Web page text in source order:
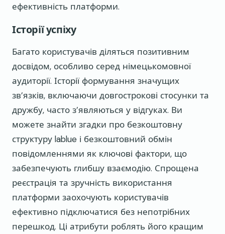
ефективність платформи.
Історії успіху
Багато користувачів діляться позитивним
досвідом, особливо серед німецькомовної
аудиторії. Історії формування значущих
зв’язків, включаючи довгострокові стосунки та
дружбу, часто з’являються у відгуках. Ви
можете знайти згадки про безкоштовну
структуру lablue і безкоштовний обмін
повідомленнями як ключові фактори, що
забезпечують глибшу взаємодію. Спрощена
реєстрація та зручність використання
платформи заохочують користувачів
ефективно підключатися без непотрібних
перешкод. Ці атрибути роблять його кращим